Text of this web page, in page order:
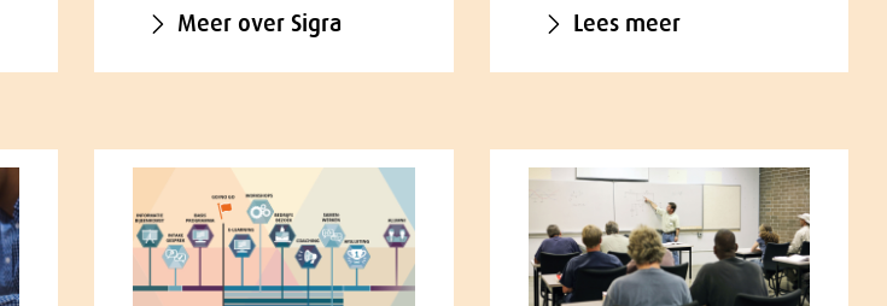
Meer over Sigra Lees meer